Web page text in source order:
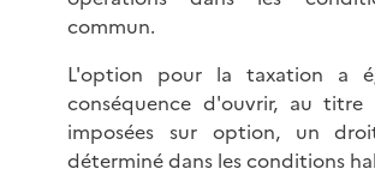
commun.
L'option pour la taxation a
conséquence d'ouvrir, au titre
imposées sur option, un
déterminé dans les conditions